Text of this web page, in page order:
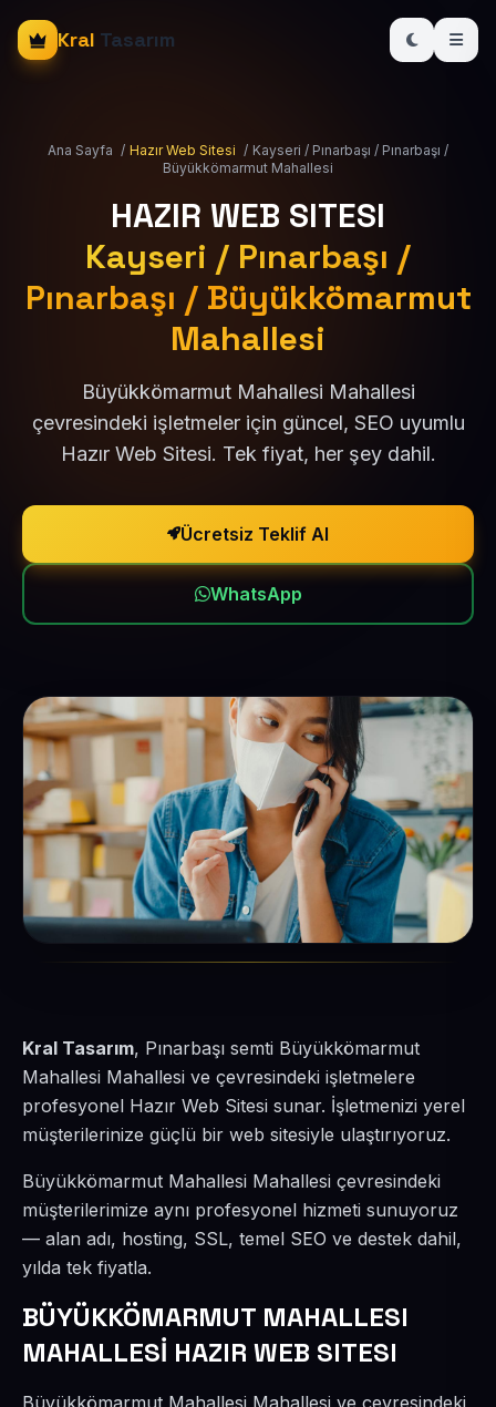
Kral Tasarım
Ana Sayfa / Hazır Web Sitesi / Kayseri / Pınarbaşı / Pınarbaşı /
Büyükkömarmut Mahallesi
HAZIR WEB SITESI
Kayseri / Pınarbaşı /
Pınarbaşı / Büyükkömarmut
Mahallesi
Büyükkömarmut Mahallesi Mahallesi
çevresindeki işletmeler için güncel, SEO uyumlu
Hazır Web Sitesi. Tek fiyat, her şey dahil.
Ücretsiz Teklif Al
WhatsApp
Kral Tasarım, Pınarbaşı semti Büyükkömarmut
Mahallesi Mahallesi ve çevresindeki işletmelere
profesyonel Hazır Web Sitesi sunar. İşletmenizi yerel
müşterilerinize güçlü bir web sitesiyle ulaştırıyoruz.
Büyükkömarmut Mahallesi Mahallesi çevresindeki
müşterilerimize aynı profesyonel hizmeti sunuyoruz
— alan adı, hosting, SSL, temel SEO ve destek dahil,
yılda tek fiyatla.
BÜYÜKKÖMARMUT MAHALLESI
MAHALLESİ HAZIR WEB SITESI
Büyükkömarmut Mahallesi Mahallesi ve çevresindeki